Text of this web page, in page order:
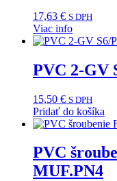
17,63 € S DPH
Viac info
PVC 2-GV
15,50 € S DPH
Pridať do košíka
PVC
MUF.PN4